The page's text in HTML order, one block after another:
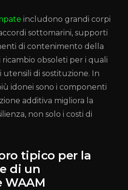
includono grandi corpi
sottomarini, supporti
di contenimento della
ricambio obsoleti per i quali
utensili di sostituzione. In
idonei sono i componenti
additiva migliora la
non solo i costi di
tipico per la
di un